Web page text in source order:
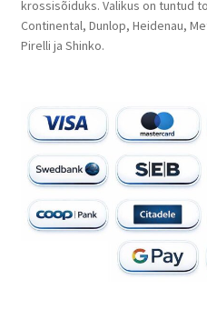
krossisõiduks. Valikus on tuntud
Continental, Dunlop, Heidenau,
Pirelli ja Shinko.